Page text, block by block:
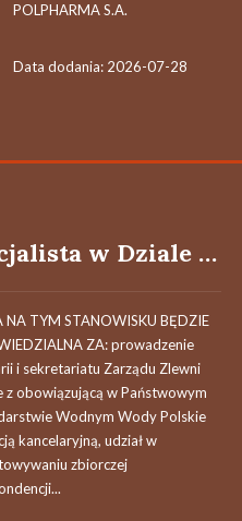
POLPHARMA S.A.
Data dodania: 2026-07-28
Specjalista w Dziale Organizacyjnym ZZ (k/m)
NA TYM STANOWISKU BĘDZIE
ZA: prowadzenie
i sekretariatu Zarządu Zlewni
z obowiązującą w Państwowym
Wodnym Wody Polskie
kancelaryjną, udział w
zbiorczej